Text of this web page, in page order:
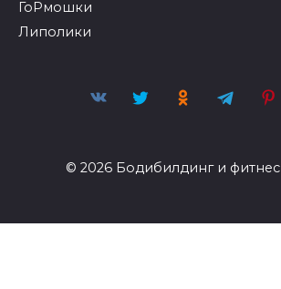
ГоРмошки
Липолики
© 2026 Бодибилдинг и фитнес